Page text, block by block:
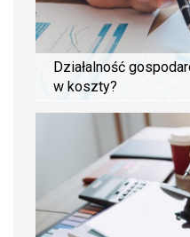
Działalność
w koszty?